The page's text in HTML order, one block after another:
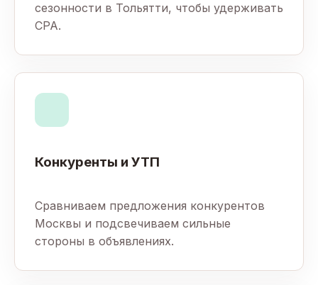
сезонности в Тольятти, чтобы удерживать
CPA.
Конкуренты и УТП
Сравниваем предложения конкурентов
Москвы и подсвечиваем сильные
стороны в объявлениях.